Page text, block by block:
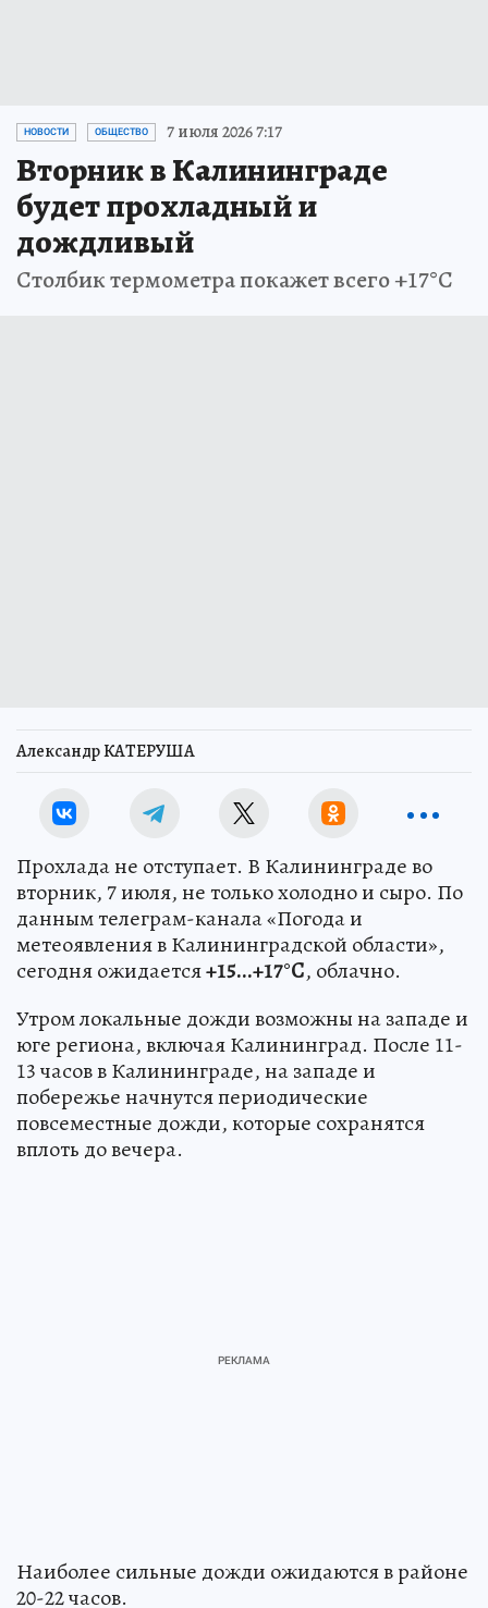
НОВОСТИ ОБЩЕСТВО 7 июля 2026 7:17
Вторник в Калининграде
будет прохладный и
дождливый
Столбик термометра покажет всего +17°С
Александр КАТЕРУША
Прохлада не отступает. В Калининграде во
вторник, 7 июля, не только холодно и сыро. По
данным телеграм-канала «Погода и
метеоявления в Калининградской области»,
сегодня ожидается+15...+17°С, облачно.
Утром локальные дожди возможны на западе и
юге региона, включая Калининград. После 11-
13 часов в Калининграде, на западе и
побережье начнутся периодические
повсеместные дожди, которые сохранятся
вплоть до вечера.
Наиболее сильные дожди ожидаются в районе
20-22 часов.